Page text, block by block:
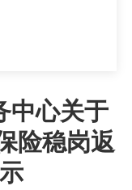
中心关于
险稳岗返